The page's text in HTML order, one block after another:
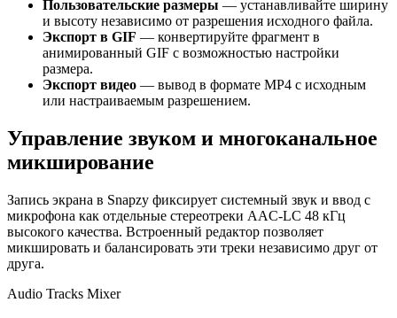
Пользовательские размеры — устанавливайте ширину
и высоту независимо от разрешения исходного файла.
Экспорт в GIF — конвертируйте фрагмент в
анимированный GIF с возможностью настройки
размера.
Экспорт видео — вывод в формате MP4 с исходным
или настраиваемым разрешением.
Управление звуком и многоканальное
микширование
Запись экрана в Snapzy фиксирует системный звук и ввод с
микрофона как отдельные стереотреки AAC-LC 48 кГц
высокого качества. Встроенный редактор позволяет
микшировать и балансировать эти треки независимо друг от
друга.
Audio Tracks Mixer